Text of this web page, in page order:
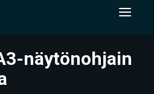
näytönohjain